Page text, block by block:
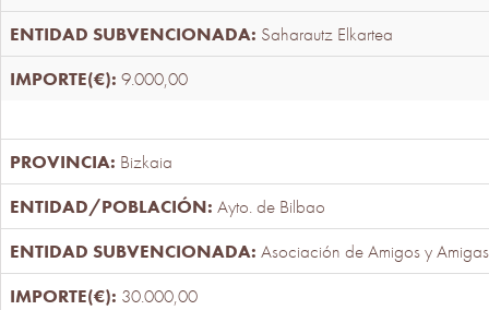
Saharautz Elkartea
9.000,00
Bizkaia
Ayto. de Bilbao
Asociación de Amigos y
30.000,00